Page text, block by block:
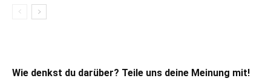
Wie denkst du darüber? Teile uns deine Meinung mit!